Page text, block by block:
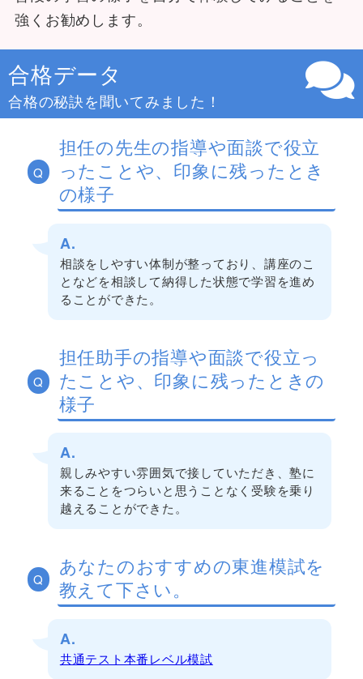
強くお勧めします。
合格データ
合格の秘訣を聞いてみました！
Q
担任の先生の指導や面談で役立
ったことや、印象に残ったとき
の様子
A.
相談をしやすい体制が整っており、講座のこ
となどを相談して納得した状態で学習を進め
ることができた。
Q
担任助手の指導や面談で役立っ
たことや、印象に残ったときの
様子
A.
親しみやすい雰囲気で接していただき、塾に
来ることをつらいと思うことなく受験を乗り
越えることができた。
Q
あなたのおすすめの東進模試を
教えて下さい。
A.
共通テスト本番レベル模試